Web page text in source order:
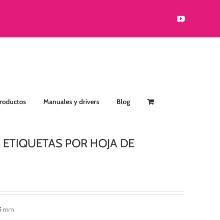
YouTube
Manuales y drivers Blog
POR HOJA DE
mm